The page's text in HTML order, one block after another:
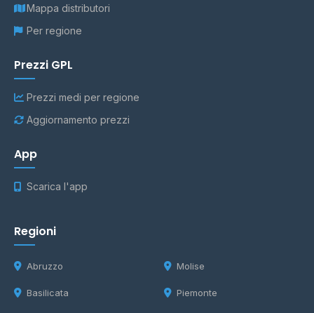
Mappa distributori
Per regione
Prezzi GPL
Prezzi medi per regione
Aggiornamento prezzi
App
Scarica l'app
Regioni
Abruzzo
Basilicata
Molise
Piemonte